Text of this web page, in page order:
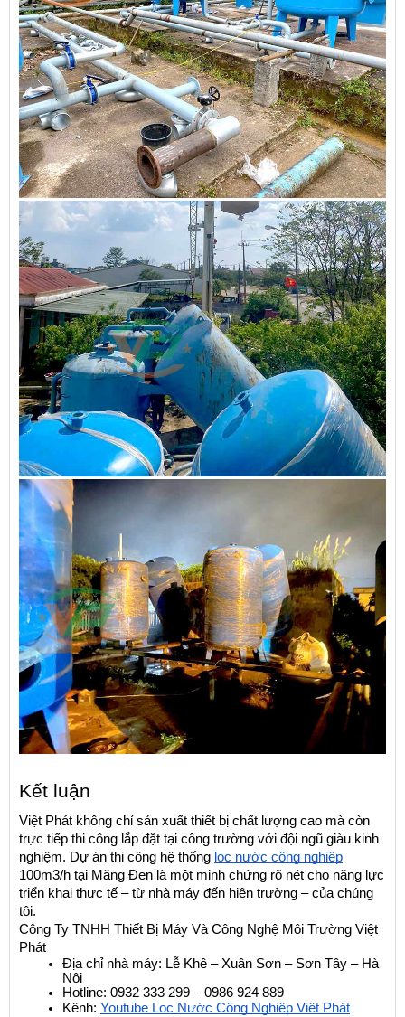
Kết luận
Việt Phát không chỉ sản xuất thiết bị chất lượng cao mà còn
trực tiếp thi công lắp đặt tại công trường với đội ngũ giàu kinh
nghiệm. Dự án thi công hệ thống lọc nước công nghiệp
100m3/h tại Măng Đen là một minh chứng rõ nét cho năng lực
triển khai thực tế – từ nhà máy đến hiện trường – của chúng
tôi.
Công Ty TNHH Thiết Bị Máy Và Công Nghệ Môi Trường Việt
Phát
Địa chỉ nhà máy: Lễ Khê – Xuân Sơn – Sơn Tây – Hà
Nội
Hotline: 0932 333 299 – 0986 924 889
Kênh: Youtube Lọc Nước Công Nghiệp Việt Phát